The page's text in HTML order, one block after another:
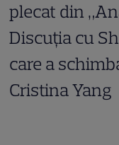
plecat din
Discuția cu
care a
Cristina Yang